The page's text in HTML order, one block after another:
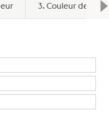
3. Couleur de la